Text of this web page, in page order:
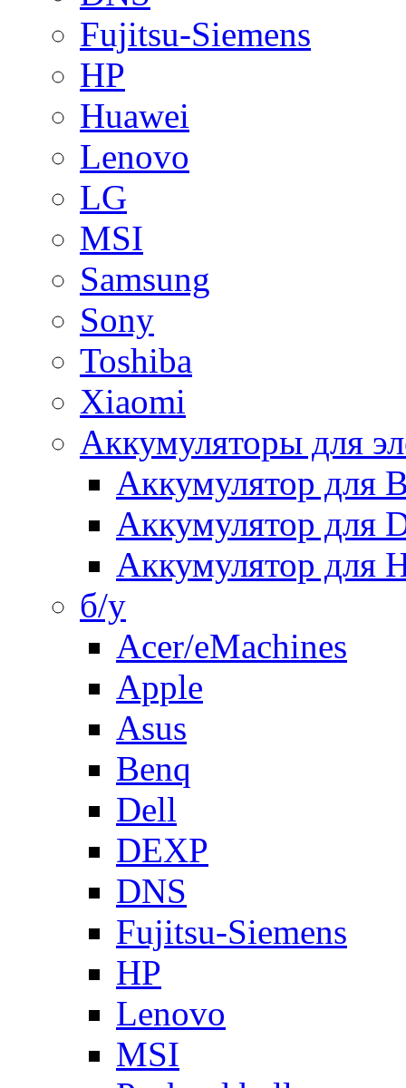
Fujitsu-Siemens
HP
Huawei
Lenovo
LG
MSI
Samsung
Sony
Toshiba
Xiaomi
Аккумуляторы для
Аккумулятор для
Аккумулятор для
Аккумулятор для
б/у
Acer/eMachines
Apple
Asus
Benq
Dell
DEXP
DNS
Fujitsu-Siemens
HP
Lenovo
MSI